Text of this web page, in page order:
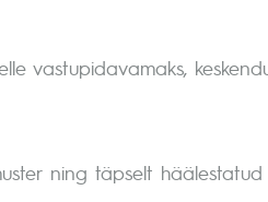
vastupidavamaks,
ning täpselt